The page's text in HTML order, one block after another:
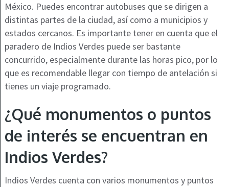
México. Puedes encontrar autobuses que se dirigen a
distintas partes de la ciudad, así como a municipios y
estados cercanos. Es importante tener en cuenta que el
paradero de Indios Verdes puede ser bastante
concurrido, especialmente durante las horas pico, por lo
que es recomendable llegar con tiempo de antelación si
tienes un viaje programado.
¿Qué monumentos o puntos
de interés se encuentran en
Indios Verdes?
Indios Verdes cuenta con varios monumentos y puntos